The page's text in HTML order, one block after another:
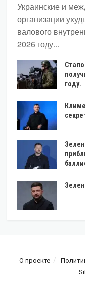
Украинские и
организации
валового
2026 году...
году.
О проекте